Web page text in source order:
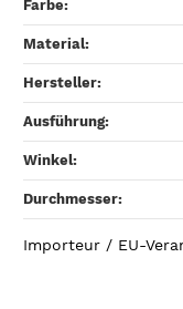
Farbe‍:
Material‍:
Hersteller‍:
Ausführung‍:
Winkel‍:
Durchmesser‍:
Importeur / EU-